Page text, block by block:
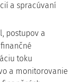
a spracúvaní
postupov a
toku
a monitorovanie